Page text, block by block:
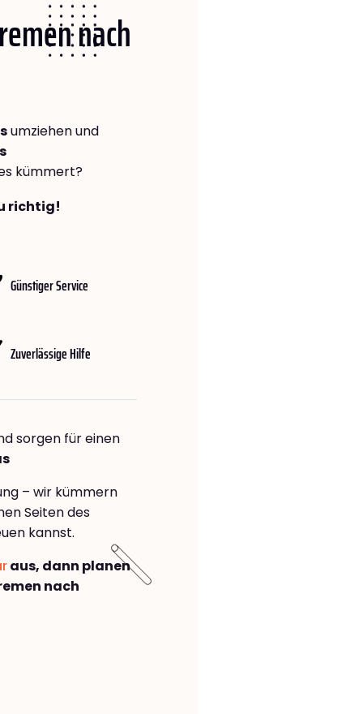
nach
umziehen und
kümmert?
richtig!
Günstiger Service
Zuverlässige Hilfe
sorgen für einen
– wir kümmern
Seiten des
kannst.
aus, dann planen
nach